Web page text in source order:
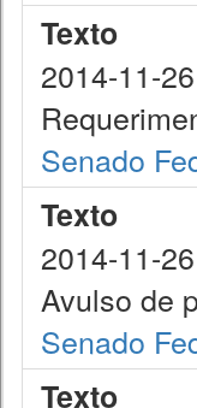
Texto
2014-11-26
Senado
Texto
2014-11-26
Avulso de
Senado
Texto